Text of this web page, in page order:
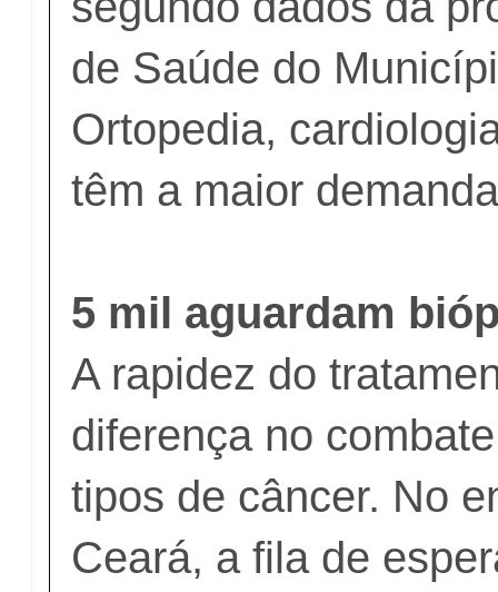
de Saúde do
Ortopedia,
têm a maior
5 mil aguardam
A rapidez do
diferença no
tipos de câncer. No
Ceará, a fila de